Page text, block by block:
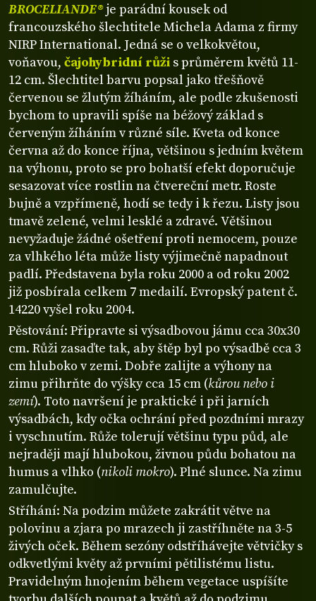
BROCELIANDE®je parádní kousek od
francouzského šlechtitele Michela Adama z firmy
NIRP International. Jedná se o velkokvětou,
voňavou, čajohybridní růži s průměrem květů 11-
12 cm. Šlechtitel barvu popsal jako třešňově
červenou se žlutým žíháním, ale podle zkušenosti
bychom to upravili spíše na béžový základ s
červeným žíháním v různé síle. Kveta od konce
června až do konce října, většinou s jedním květem
na výhonu, proto se pro bohatší efekt doporučuje
sesazovat více rostlin na čtvereční metr. Roste
bujně a vzpřímeně, hodí se tedy i k řezu. Listy jsou
tmavě zelené, velmi lesklé a zdravé. Většinou
nevyžaduje žádné ošetření proti nemocem, pouze
za vlhkého léta může listy výjimečně napadnout
padlí. Představena byla roku 2000 a od roku 2002
již posbírala celkem 7 medailí. Evropský patent č.
14220 vyšel roku 2004.
Pěstování: Připravte si výsadbovou jámu cca 30x30
cm. Růži zasaďte tak, aby štěp byl po výsadbě cca 3
cm hluboko v zemi. Dobře zalijte a výhony na
zimu přihrňte do výšky cca 15 cm (kůrou nebo i
zemí). Toto navršení je praktické i při jarních
výsadbách, kdy očka ochrání před pozdními mrazy
i vyschnutím. Růže tolerují většinu typu půd, ale
nejraději mají hlubokou, živnou půdu bohatou na
humus a vlhko (nikoli mokro). Plné slunce. Na zimu
zamulčujte.
Stříhání: Na podzim můžete zakrátit větve na
polovinu a zjara po mrazech ji zastříhněte na 3-5
živých oček. Během sezóny odstříhávejte větvičky s
odkvetlými květy až prvními pětilistému listu.
Pravidelným hnojením během vegetace uspíšíte